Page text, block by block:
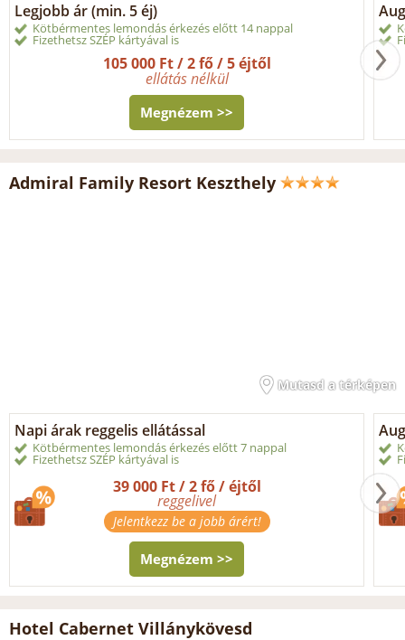
Legjobb ár (min. 5 éj)
Kötbérmentes lemondás érkezés előtt 14 nappal
Fizethetsz SZÉP kártyával is
105 000 Ft / 2 fő / 5 éjtől
ellátás nélkül
Megnézem >>
Admiral Family Resort Keszthely
Mutasd a térképen
Napi árak reggelis ellátással
Kötbérmentes lemondás érkezés előtt 7 nappal
Fizethetsz SZÉP kártyával is
39 000 Ft / 2 fő / éjtől
reggelivel
Jelentkezz be a jobb árért!
Megnézem >>
Hotel Cabernet Villánykövesd